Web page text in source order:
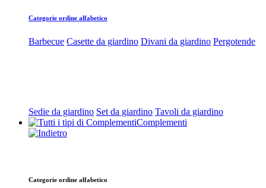
Categorie ordine alfabetico
Barbecue Casette da giardino Divani da giardino Pergotende
Sedie da giardino Set da giardino Tavoli da giardino
Complementi
Categorie ordine alfabetico